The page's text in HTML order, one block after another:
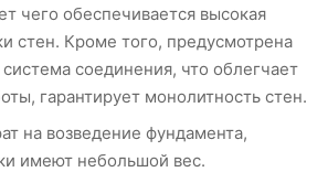
чего обеспечивается высокая
стен. Кроме того, предусмотрена
система соединения, что облегчает
гарантирует монолитность стен.
на возведение фундамента,
имеют небольшой вес.